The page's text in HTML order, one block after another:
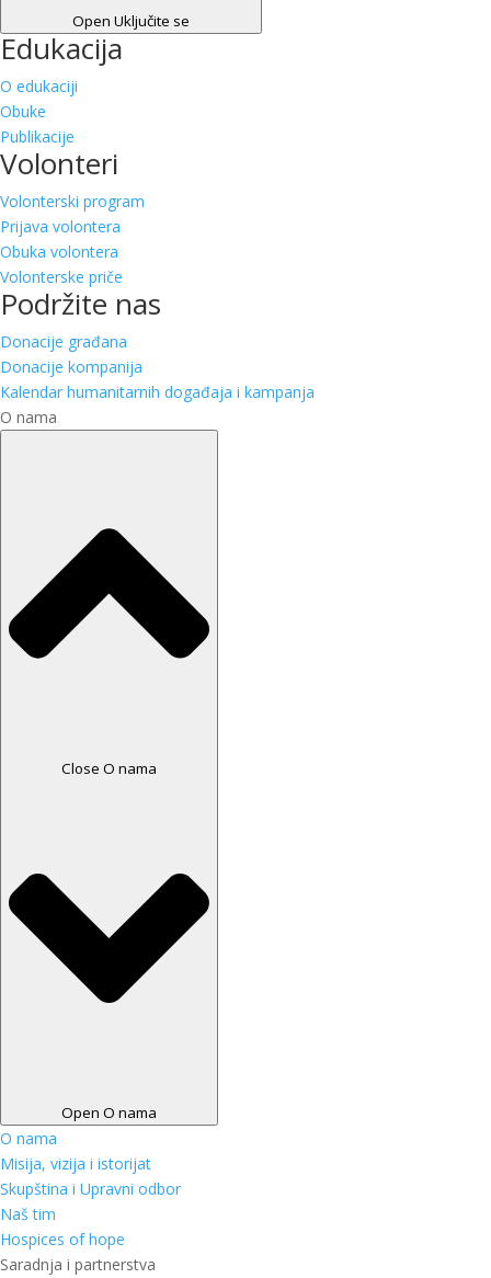
Open Uključite se
Edukacija
O edukaciji
Obuke
Publikacije
Volonteri
Volonterski program
Prijava volontera
Obuka volontera
Volonterske priče
Podržite nas
Donacije građana
Donacije kompanija
Kalendar humanitarnih događaja i kampanja
O nama
Close O nama
Open O nama
O nama
Misija, vizija i istorijat
Skupština i Upravni odbor
Naš tim
Hospices of hope
Saradnja i partnerstva